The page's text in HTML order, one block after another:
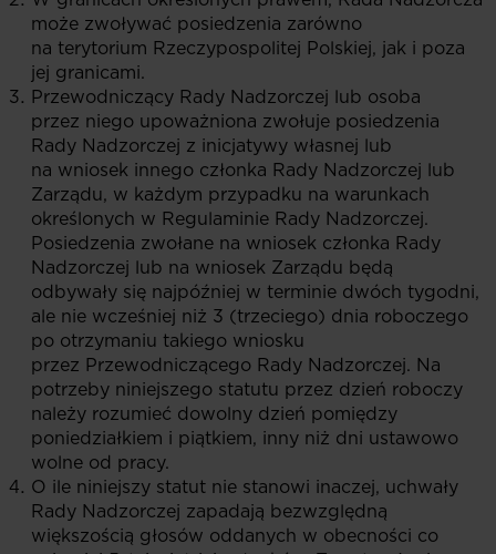
może zwoływać posiedzenia zarówno
na terytorium Rzeczypospolitej Polskiej, jak i poza
jej granicami.
Przewodniczący Rady Nadzorczej lub osoba
przez niego upoważniona zwołuje posiedzenia
Rady Nadzorczej z inicjatywy własnej lub
na wniosek innego członka Rady Nadzorczej lub
Zarządu, w każdym przypadku na warunkach
określonych w Regulaminie Rady Nadzorczej.
Posiedzenia zwołane na wniosek członka Rady
Nadzorczej lub na wniosek Zarządu będą
odbywały się najpóźniej w terminie dwóch tygodni,
ale nie wcześniej niż 3 (trzeciego) dnia roboczego
po otrzymaniu takiego wniosku
przez Przewodniczącego Rady Nadzorczej. Na
potrzeby niniejszego statutu przez dzień roboczy
należy rozumieć dowolny dzień pomiędzy
poniedziałkiem i piątkiem, inny niż dni ustawowo
wolne od pracy.
O ile niniejszy statut nie stanowi inaczej, uchwały
Rady Nadzorczej zapadają bezwzględną
większością głosów oddanych w obecności co